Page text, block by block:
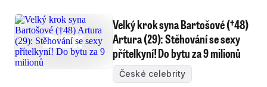
Velký krok syna Bartošové (†48)
Artura (29): Stěhování se sexy
přítelkyní! Do bytu za 9 milionů
České celebrity